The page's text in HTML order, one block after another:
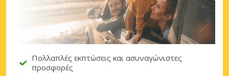
Πολλαπλές εκπτώσεις και ασυναγώνιστες
προσφορές